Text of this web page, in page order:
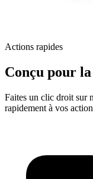
Actions rapides
Conçu pour la
Faites un clic droit sur
rapidement à vos